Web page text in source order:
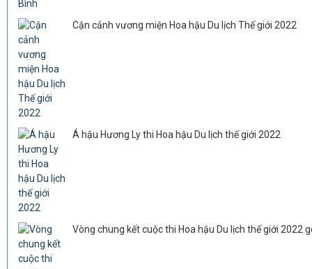
Cận cảnh vương miện Hoa hậu Du lịch Thế giới 2022
Á hậu Hương Ly thi Hoa hậu Du lịch thế giới 2022
Vòng chung kết cuộc thi Hoa hậu Du lịch thế giới 2022